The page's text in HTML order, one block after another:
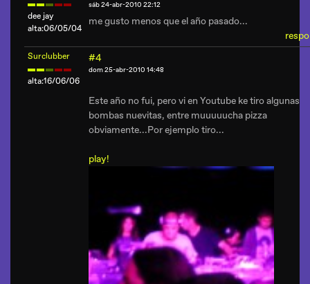
dee jay
alta:06/05/04
sáb 24-abr-2010 22:12
me gusto menos que el año pasado...
Surclubber
alta:16/06/06
#4
dom 25-abr-2010 14:48
Este año no fui, pero vi en Youtube ke tiro algunas
bombas nuevitas, entre muuuuucha pizza
obviamente...Por ejemplo tiro...
play!